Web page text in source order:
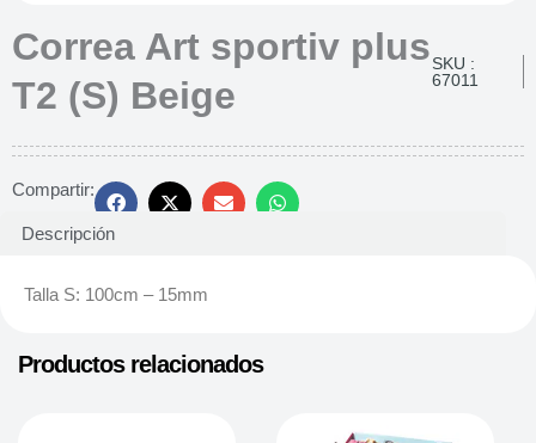
Correa Art sportiv plus
T2 (S) Beige
SKU :
67011
Compartir:
Descripción
Talla S: 100cm – 15mm
Productos relacionados